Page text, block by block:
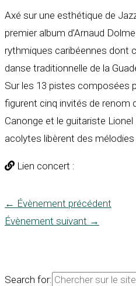
Axé sur une esthétique de
premier album d’Arnaud
rythmiques caribéennes dont
danse traditionnelle de la
Sur les 13 pistes composées
figurent cinq invités de renom
Canonge et le guitariste
acolytes libèrent des
Lien concert :
← Évènement précédent
Évènement suivant →
Search for: